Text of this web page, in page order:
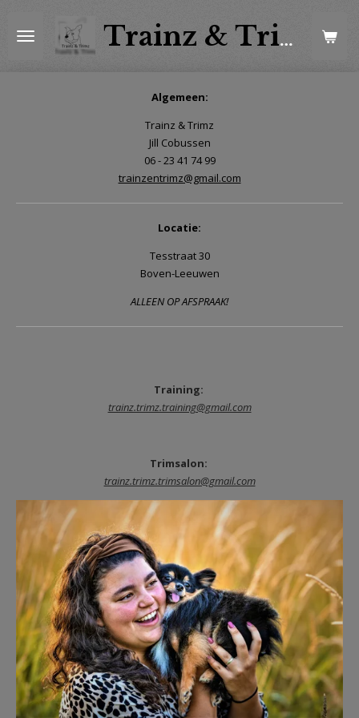
direct
Trainz & Trimz
Algemeen:
Trainz & Trimz
Jill Cobussen
06 - 23 41 74 99
trainzentrimz@gmail.com
Locatie:
Tesstraat 30
Boven-Leeuwen
ALLEEN OP AFSPRAAK!
Training:
trainz.trimz.training@gmail.com
Trimsalon:
trainz.trimz.trimsalon@gmail.com